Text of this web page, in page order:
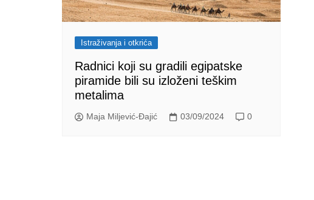
Istraživanja i otkrića
Radnici koji su gradili egipatske
piramide bili su izloženi teškim
metalima
Maja Miljević-Đajić 03/09/2024 0